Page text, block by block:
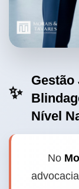
✨
Nível
No